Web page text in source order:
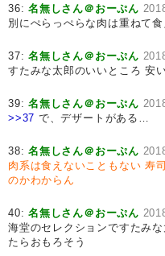
36:名無しさん＠おーぷん
別にぺらっぺらな肉は重ねて
37:名無しさん＠おーぷん
すたみな太郎のいいところ 安
39:名無しさん＠おーぷん
>>37 で、デザートがある…
38:名無しさん＠おーぷん
肉系は食えないこともない 寿
のかわからん
40:名無しさん＠おーぷん
海堂のセレクションですたみ
たらおもろそう